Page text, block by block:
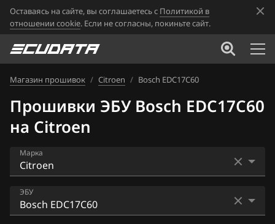
Оставаясь на сайте, вы соглашаетесь с Политикой в
отношении cookie. Если не согласны, покиньте сайт.
Магазин прошивок / Citroen / Bosch EDC17C60
Прошивки ЭБУ Bosch EDC17C60
на Citroen
Марка
Acura
Alfa Romeo
ЭБУ